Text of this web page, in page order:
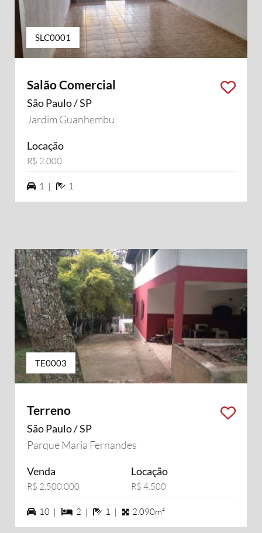
SLC0001
Salão Comercial
São Paulo / SP
Jardim Guanhembu
Locação
R$ 2.000
1 vagas na garagem
1 | 1 banheiros
1
TE0003
Terreno
São Paulo / SP
Parque Maria Fernandes
Venda
R$ 2.500.000
Locação
R$ 4.500
10 vagas na garagem
10 | 2 dormiórios
2 | 1 banheiros
1 | 2.090m²